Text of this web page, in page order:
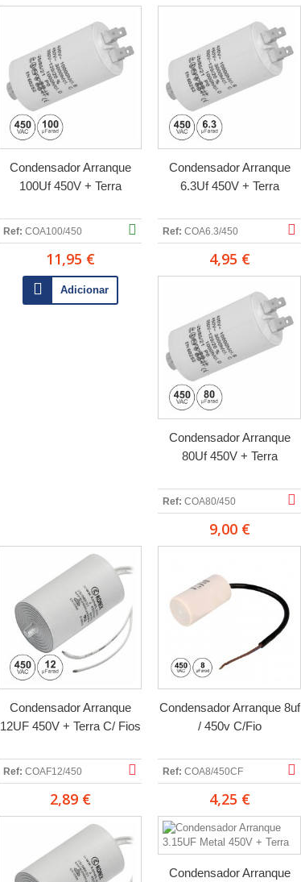
Condensador Arranque
100Uf 450V + Terra
Ref: COA100/450
11,95 €
Adicionar
Condensador Arranque
6.3Uf 450V + Terra
Ref: COA6.3/450
4,95 €
Condensador Arranque
80Uf 450V + Terra
Ref: COA80/450
9,00 €
Condensador Arranque
12UF 450V + Terra C/ Fios
Ref: COAF12/450
2,89 €
Condensador Arranque 8uf
/ 450v C/Fio
Ref: COA8/450CF
4,25 €
Condensador Arranque